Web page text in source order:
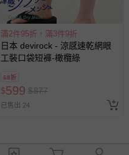
滿2件95折，滿3件9折
日本 devirock - 涼感速乾網眼
工裝口袋短褲-橄欖綠
68折
$599 $877
已售出 24